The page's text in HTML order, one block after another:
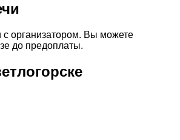
с организатором. Вы можете
до предоплаты.